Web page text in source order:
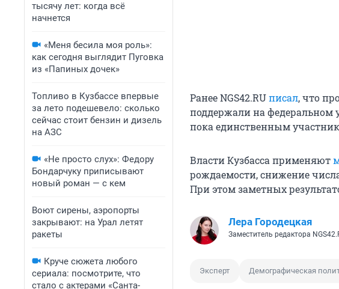
тысячу лет: когда всё
начнется
«Меня бесила моя роль»:
как сегодня выглядит Пуговка
из «Папиных дочек»
Топливо в Кузбассе впервые
за лето подешевело: сколько
сейчас стоит бензин и дизель
на АЗС
«Не просто слух»: Федору
Бондарчуку приписывают
новый роман — с кем
Воют сирены, аэропорты
закрывают: на Урал летят
ракеты
Круче сюжета любого
сериала: посмотрите, что
стало с актерами «Санта-
Ранее NGS42.RUписал, что
поддержали на федеральном
пока единственным
Власти Кузбасса применяют
рождаемости, снижение
При этом заметных
Лера Городецкая
Заместитель редактора
Эксперт Демографическая